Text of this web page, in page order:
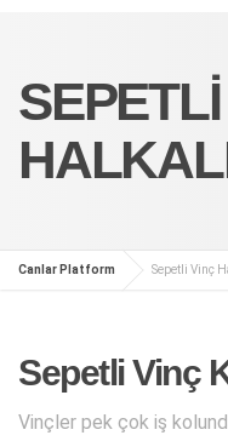
Canlar Platform Sepetli Vinç
Sepetli Vinç
Vinçler pek çok iş